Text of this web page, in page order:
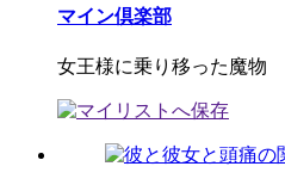
マイン倶楽部
女王様に乗り移った魔物